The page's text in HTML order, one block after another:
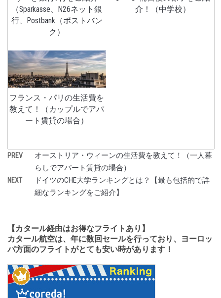
（Sparkasse、N26ネット銀
行、Postbank（ポストバン
ク）
介！（中学校）
フランス・パリの生活費を
教えて！（カップルでアパ
ート賃貸の場合）
PREV
オーストリア・ウィーンの生活費を教えて！（一人暮
らしでアパート賃貸の場合）
NEXT
ドイツのCHE大学ランキングとは？【最も包括的で詳
細なランキングをご紹介】
【カタール経由はお得なフライトあり】
カタール航空は、年に数回セールを行っており、ヨーロッ
パ方面のフライトがとても安い時があります！